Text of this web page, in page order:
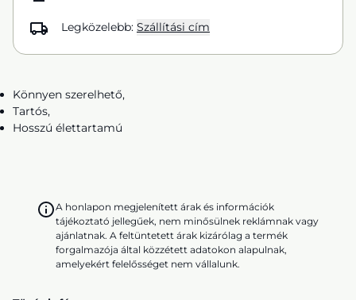
Legközelebb: Szállítási cím
Könnyen szerelhető,
Tartós,
Hosszú élettartamú
A honlapon megjelenített árak és információk
tájékoztató jellegűek, nem minősülnek reklámnak vagy
ajánlatnak. A feltüntetett árak kizárólag a termék
forgalmazója által közzétett adatokon alapulnak,
amelyekért felelősséget nem vállalunk.